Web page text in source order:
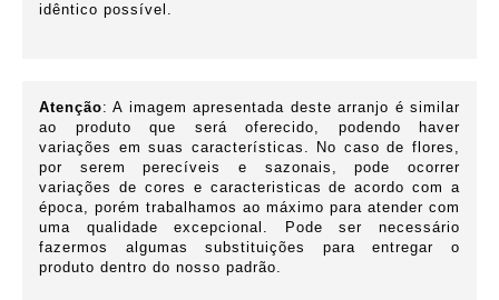
idêntico possível.
Atenção: A imagem apresentada deste arranjo é similar
ao produto que será oferecido, podendo haver
variações em suas características.
No caso de flores,
por serem perecíveis e sazonais, pode ocorrer
variações de cores e caracteristicas de acordo com a
época, porém trabalhamos ao máximo para atender com
uma qualidade excepcional. Pode ser necessário
fazermos algumas substituições para entregar o
produto dentro do nosso padrão.